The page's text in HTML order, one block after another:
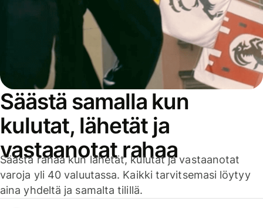
Säästä samalla kun
kulutat, lähetät ja
vastaanotat rahaa
Säästä rahaa kun lähetät, kulutat ja vastaanotat
varoja yli 40 valuutassa. Kaikki tarvitsemasi löytyy
aina yhdeltä ja samalta tilillä.